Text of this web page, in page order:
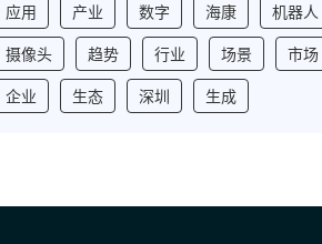
应用
产业 数字 海康
机器人
摄像头
趋势 行业 场景
市场
企业
生态 深圳 生成